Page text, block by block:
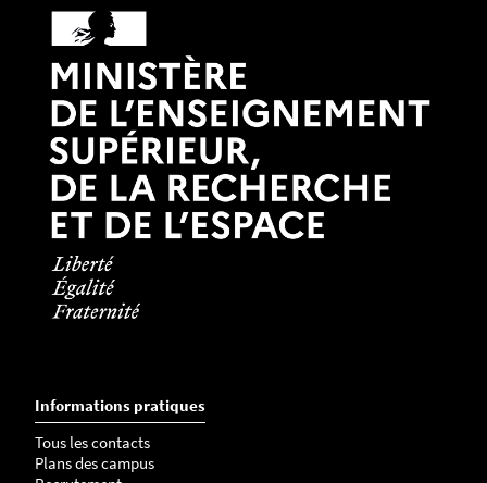
Informations pratiques
Tous les contacts
Plans des campus